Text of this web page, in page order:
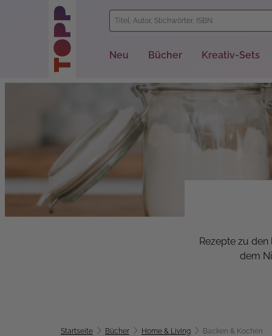
Zur Hauptnavigation springen
Neu Bücher Kreativ-Sets
Rezepte zu
dem
Startseite Bücher Home & Living Backen & Kochen